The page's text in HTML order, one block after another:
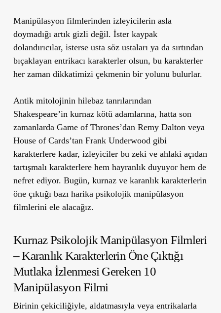
Manipülasyon filmlerinden izleyicilerin asla
doymadığı artık gizli değil. İster kaypak
dolandırıcılar, isterse usta söz ustaları ya da sırtından
bıçaklayan entrikacı karakterler olsun, bu karakterler
her zaman dikkatimizi çekmenin bir yolunu bulurlar.
Antik mitolojinin hilebaz tanrılarından
Shakespeare’in kurnaz kötü adamlarına, hatta son
zamanlarda Game of Thrones’dan Remy Dalton veya
House of Cards’tan Frank Underwood gibi
karakterlere kadar, izleyiciler bu zeki ve ahlaki açıdan
tartışmalı karakterlere hem hayranlık duyuyor hem de
nefret ediyor. Bugün, kurnaz ve karanlık karakterlerin
öne çıktığı bazı harika psikolojik manipülasyon
filmlerini ele alacağız.
Kurnaz Psikolojik Manipülasyon Filmleri
–Karanlık Karakterlerin Öne Çıktığı
Mutlaka İzlenmesi Gereken 10
Manipülasyon Filmi
Birinin çekiciliğiyle, aldatmasıyla veya entrikalarla